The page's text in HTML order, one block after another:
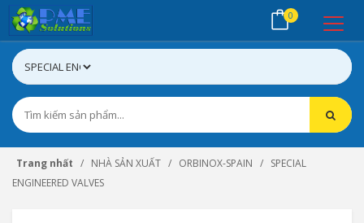
0
Trang nhất NHÀ SẢN XUẤT ORBINOX-SPAIN
SPECIAL
ENGINEERED VALVES